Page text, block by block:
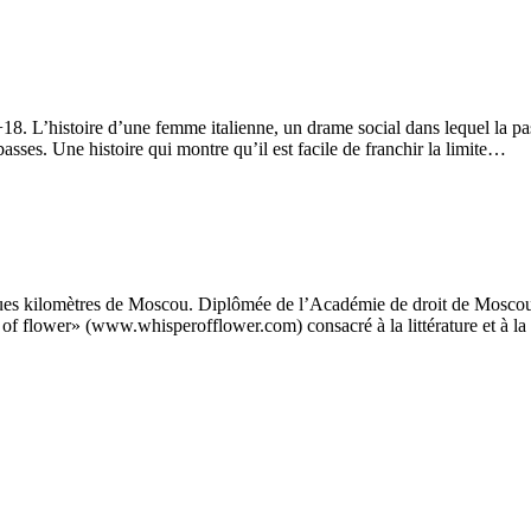
L’histoire d’une femme italienne, un drame social dans lequel la
Une histoire qui montre qu’il est facile de franchir la limite…
kilomètres de Moscou. Diplômée de l’Académie de droit de
flower» (www.whisperofflower.com) consacré à la littérature et à